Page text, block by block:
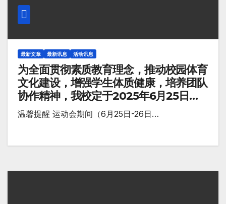
最新文章 最新讯息 活动讯息
为全面贯彻素质教育理念，推动校园体育
文化建设，增强学生体质健康，培养团队
协作精神，我校定于2025年6月25日
（星期三）至6月26日（星期四）举行
2025年度班级运动会。
温馨提醒 运动会期间（6月25日-26日…